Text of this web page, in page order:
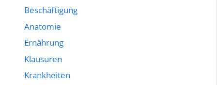
Beschäftigung
Anatomie
Ernährung
Klausuren
Krankheiten